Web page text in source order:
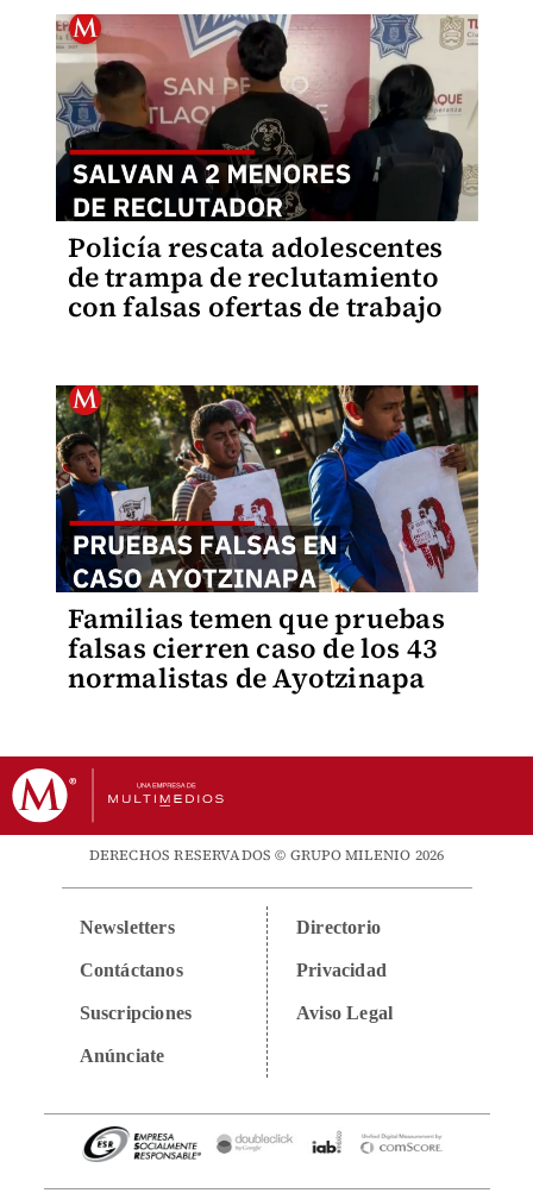
Policía rescata adolescentes
de trampa de reclutamiento
con falsas ofertas de trabajo
Familias temen que pruebas
falsas cierren caso de los 43
normalistas de Ayotzinapa
DERECHOS RESERVADOS © GRUPO MILENIO 2026
Newsletters
Contáctanos
Suscripciones
Anúnciate
Directorio
Privacidad
Aviso Legal